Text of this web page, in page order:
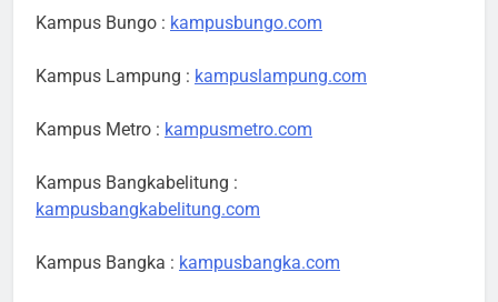
Kampus Bungo : kampusbungo.com
Kampus Lampung : kampuslampung.com
Kampus Metro : kampusmetro.com
Kampus Bangkabelitung :
kampusbangkabelitung.com
Kampus Bangka : kampusbangka.com